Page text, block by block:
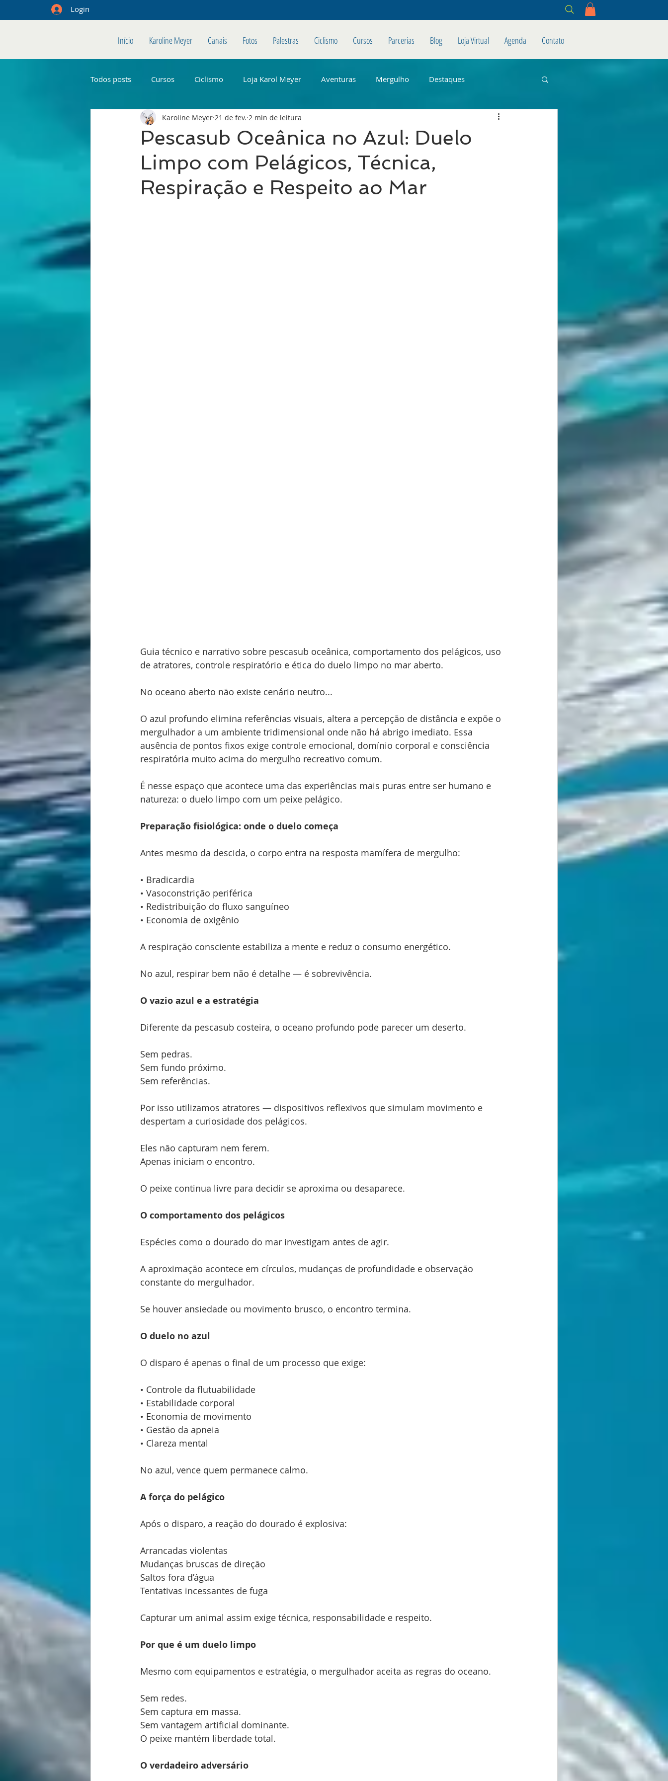
Login
Início Karoline Meyer Canais Fotos Palestras Ciclismo Cursos Parcerias Blog Loja Virtual Agenda Contato
Todos posts Cursos Ciclismo Loja Karol Meyer Aventuras Mergulho Destaques
Pescasub Oceânica no Azul: Duelo
Limpo com Pelágicos, Técnica,
Respiração e Respeito ao Mar
Karoline Meyer 21 de fev. 2 min de leitura
Guia técnico e narrativo sobre pescasub oceânica, comportamento dos pelágicos, uso
de atratores, controle respiratório e ética do duelo limpo no mar aberto.
No oceano aberto não existe cenário neutro...
O azul profundo elimina referências visuais, altera a percepção de distância e expõe o
mergulhador a um ambiente tridimensional onde não há abrigo imediato. Essa
ausência de pontos fixos exige controle emocional, domínio corporal e consciência
respiratória muito acima do mergulho recreativo comum.
É nesse espaço que acontece uma das experiências mais puras entre ser humano e
natureza: o duelo limpo com um peixe pelágico.
Preparação fisiológica: onde o duelo começa
Antes mesmo da descida, o corpo entra na resposta mamífera de mergulho:
• Bradicardia
• Vasoconstrição periférica
• Redistribuição do fluxo sanguíneo
• Economia de oxigênio
A respiração consciente estabiliza a mente e reduz o consumo energético.
No azul, respirar bem não é detalhe — é sobrevivência.
O vazio azul e a estratégia
Diferente da pescasub costeira, o oceano profundo pode parecer um deserto.
Sem pedras.
Sem fundo próximo.
Sem referências.
Por isso utilizamos atratores — dispositivos reflexivos que simulam movimento e
despertam a curiosidade dos pelágicos.
Eles não capturam nem ferem.
Apenas iniciam o encontro.
O peixe continua livre para decidir se aproxima ou desaparece.
O comportamento dos pelágicos
Espécies como o dourado do mar investigam antes de agir.
A aproximação acontece em círculos, mudanças de profundidade e observação
constante do mergulhador.
Se houver ansiedade ou movimento brusco, o encontro termina.
O duelo no azul
O disparo é apenas o final de um processo que exige:
• Controle da flutuabilidade
• Estabilidade corporal
• Economia de movimento
• Gestão da apneia
• Clareza mental
No azul, vence quem permanece calmo.
A força do pelágico
Após o disparo, a reação do dourado é explosiva:
Arrancadas violentas
Mudanças bruscas de direção
Saltos fora d’água
Tentativas incessantes de fuga
Capturar um animal assim exige técnica, responsabilidade e respeito.
Por que é um duelo limpo
Mesmo com equipamentos e estratégia, o mergulhador aceita as regras do oceano.
Sem redes.
Sem captura em massa.
Sem vantagem artificial dominante.
O peixe mantém liberdade total.
O verdadeiro adversário